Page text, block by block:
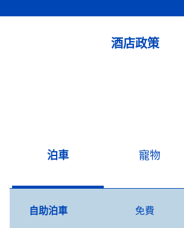
酒店政策
泊車 寵物
自助泊車
免費